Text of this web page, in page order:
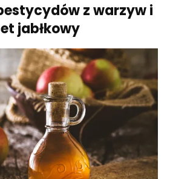
z warzyw i
jabłkowy